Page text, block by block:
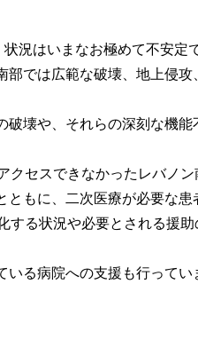
況はいまなお極めて不安定
では広範な破壊、地上侵攻
壊や、それらの深刻な機能
セスできなかったレバノ
ともに、二次医療が必要な
る状況や必要とされる援助
る病院への支援も行ってい